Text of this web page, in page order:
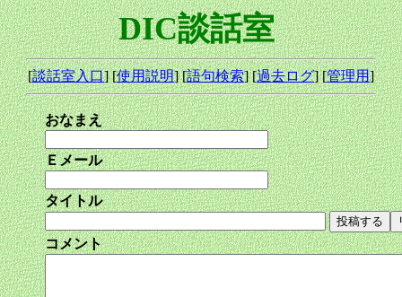
DIC談話室
[談話室入口] [使用説明] [語句検索] [過去ログ] [管理用]
おなまえ
Ｅメール
タイトル
コメント